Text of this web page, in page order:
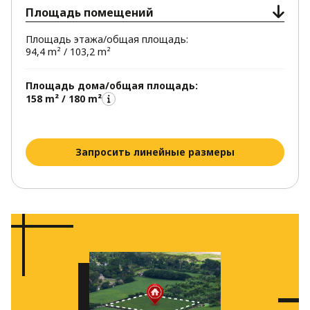
Площадь помещений
Площадь этажа/общая площадь:
94,4 m² / 103,2 m²
Площадь дома/общая площадь:
158 m² / 180 m²
Запросить линейные размеры